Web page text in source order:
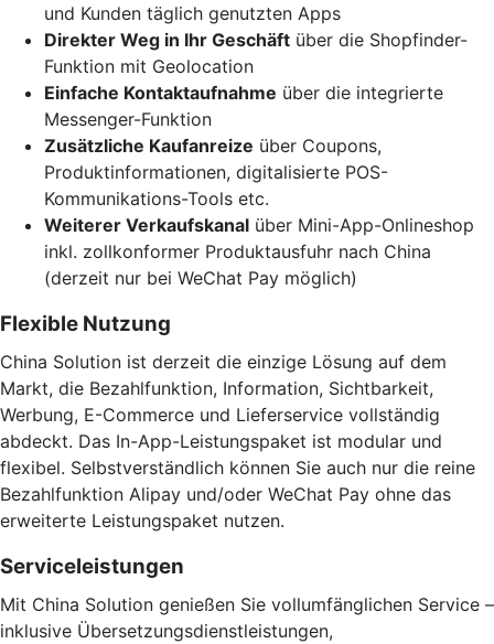
und Kunden täglich genutzten Apps
Direkter Weg in Ihr Geschäft über die Shopfinder-
Funktion mit Geolocation
Einfache Kontaktaufnahme über die integrierte
Messenger-Funktion
Zusätzliche Kaufanreize über Coupons,
Produktinformationen, digitalisierte POS-
Kommunikations-Tools etc.
Weiterer Verkaufskanal über Mini-App-Onlineshop
inkl. zollkonformer Produktausfuhr nach China
(derzeit nur bei WeChat Pay möglich)
Flexible Nutzung
China Solution ist derzeit die einzige Lösung auf dem
Markt, die Bezahlfunktion, Information, Sichtbarkeit,
Werbung, E-Commerce und Lieferservice vollständig
abdeckt. Das In-App-Leistungspaket ist modular und
flexibel. Selbstverständlich können Sie auch nur die reine
Bezahlfunktion Alipay und/oder WeChat Pay ohne das
erweiterte Leistungspaket nutzen.
Serviceleistungen
Mit China Solution genießen Sie vollumfänglichen Service –
inklusive Übersetzungsdienstleistungen,